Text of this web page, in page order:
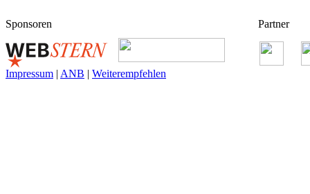
Sponsoren Partner
Impressum | ANB | Weiterempfehlen